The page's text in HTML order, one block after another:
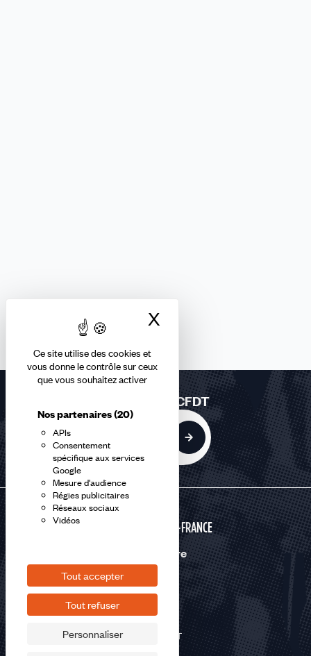
Ce site utilise des cookies et
vous donne le contrôle sur ceux
que vous souhaitez activer
Nos partenaires(20)
APIs
Consentement
spécifique aux services
Google
Mesure d'audience
Régies publicitaires
Réseaux sociaux
Vidéos
Tout accepter
Tout refuser
Personnaliser
X
Rejoindre la CFDT
HAUTS-DE-FRANCE
Nous suivre
©2026 CFDT